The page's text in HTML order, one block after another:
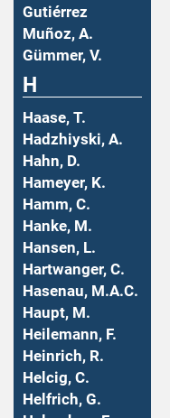
Gutiérrez
Muñoz, A.
Gümmer, V.
H
Haase, T.
Hadzhiyski, A.
Hahn, D.
Hameyer, K.
Hamm, C.
Hanke, M.
Hansen, L.
Hartwanger, C.
Hasenau, M.A.C.
Haupt, M.
Heilemann, F.
Heinrich, R.
Helcig, C.
Helfrich, G.